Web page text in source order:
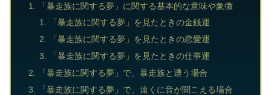
「暴走族に関する夢」に関する基本的な意味や象徴
「暴走族に関する夢」を見たときの金銭運
「暴走族に関する夢」を見たときの恋愛運
「暴走族に関する夢」を見たときの仕事運
「暴走族に関する夢」で、暴走族と遭う場合
「暴走族に関する夢」で、遠くに音が聞こえる場合